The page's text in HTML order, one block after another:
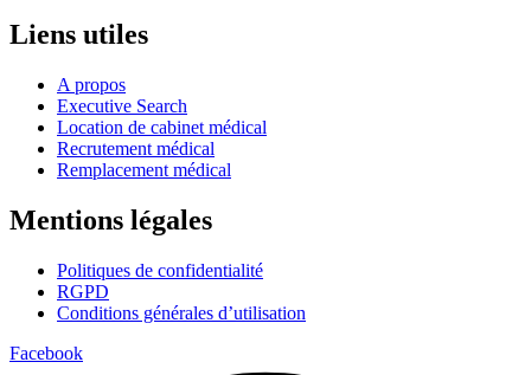
Liens utiles
A propos
Executive Search
Location de cabinet médical
Recrutement médical
Remplacement médical
Mentions légales
Politiques de confidentialité
RGPD
Conditions générales d’utilisation
Facebook